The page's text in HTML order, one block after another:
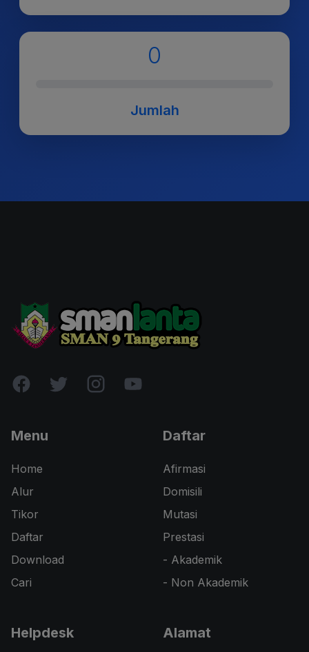
0
Jumlah
Menu
Home
Alur
Tikor
Daftar
Download
Cari
Daftar
Afirmasi
Domisili
Mutasi
Prestasi
- Akademik
- Non Akademik
Helpdesk Alamat